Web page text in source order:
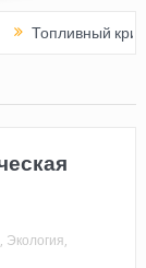
кризис в России
Экология